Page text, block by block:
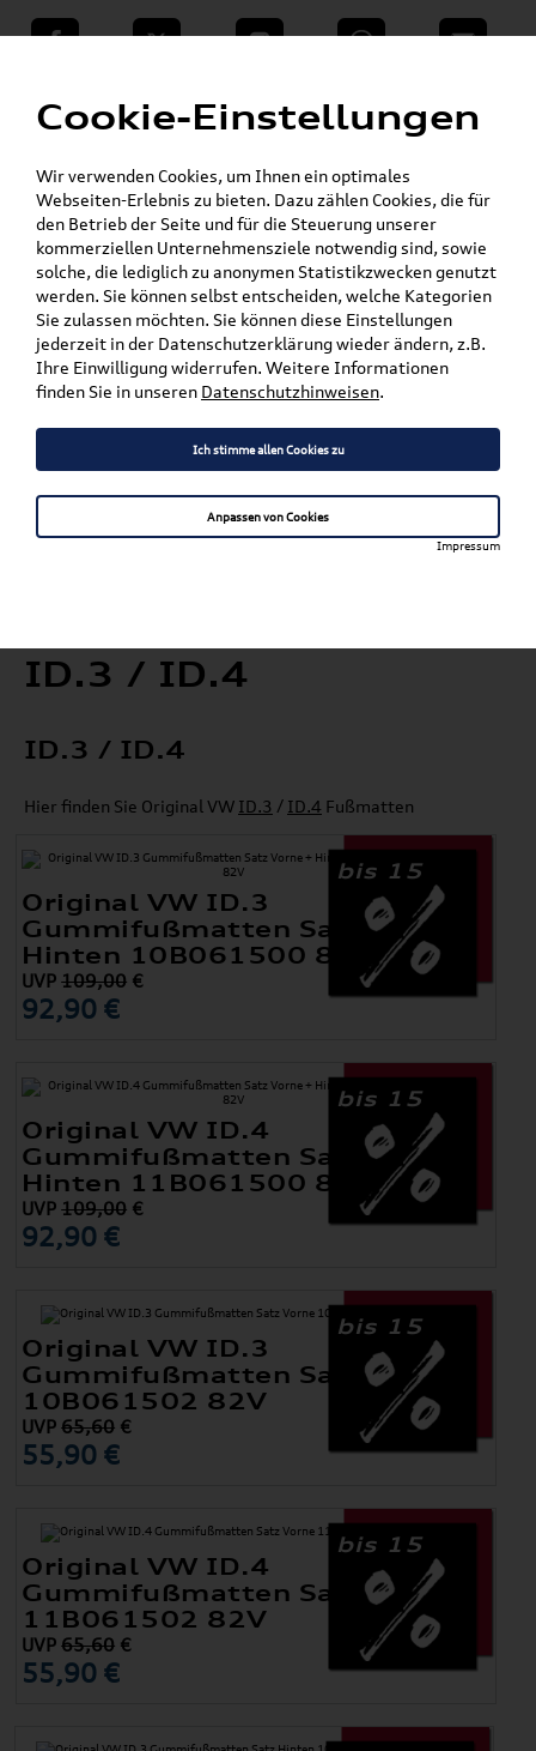
teilen Twitter Instagram WhatsApp E-Mail
VW Shop - VW Originalteile und Zubehör »
» »
Gummifußmatten ID.3 / ID.4
Mein Kundenkonto Warenkorb
Artikel für ihr Modell
Marke wählen
Modell wählen
Karosserieform wählen
ID.3 / ID.4
ID.3 / ID.4
Hier finden Sie Original VW ID.3 / ID.4 Fußmatten
bis 15
Original VW ID.3
Gummifußmatten Satz Vorne +
Hinten 10B061500 82V
UVP109,00 €
92,90 €
bis 15
Original VW ID.4
Gummifußmatten Satz Vorne +
Hinten 11B061500 82V
UVP109,00 €
92,90 €
bis 15
Original VW ID.3
Gummifußmatten Satz Vorne
10B061502 82V
UVP65,60 €
55,90 €
bis 15
Original VW ID.4
Gummifußmatten Satz Vorne
11B061502 82V
UVP65,60 €
55,90 €
Cookie-Einstellungen
Wir verwenden Cookies, um Ihnen ein optimales
Webseiten-Erlebnis zu bieten. Dazu zählen Cookies, die für
den Betrieb der Seite und für die Steuerung unserer
kommerziellen Unternehmensziele notwendig sind, sowie
solche, die lediglich zu anonymen Statistikzwecken genutzt
werden. Sie können selbst entscheiden, welche Kategorien
Sie zulassen möchten. Sie können diese Einstellungen
jederzeit in der Datenschutzerklärung wieder ändern, z.B.
Ihre Einwilligung widerrufen. Weitere Informationen
finden Sie in unseren Datenschutzhinweisen.
Ich stimme allen Cookies zu
Anpassen von Cookies
Impressum